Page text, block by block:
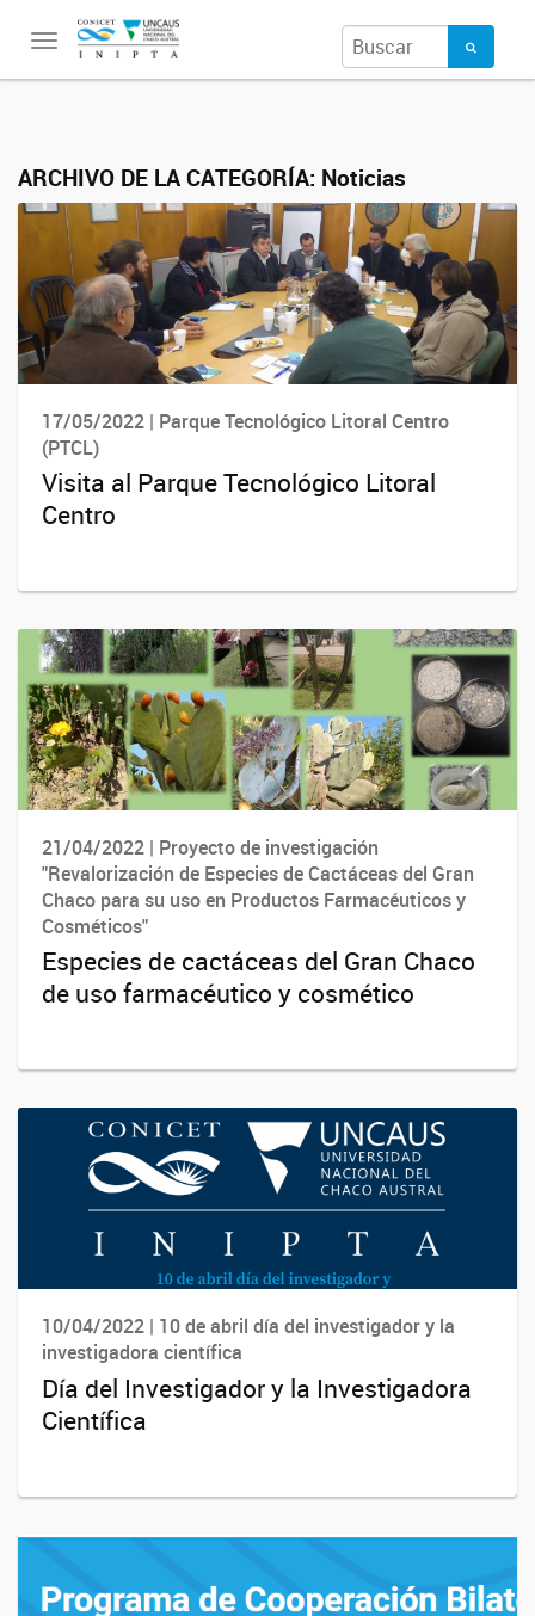
Toggle
ARCHIVO DE LA CATEGORÍA: Noticias
17/05/2022 | Parque Tecnológico Litoral Centro
(PTCL)
Visita al Parque Tecnológico Litoral
Centro
21/04/2022 | Proyecto de investigación
"Revalorización de Especies de Cactáceas del Gran
Chaco para su uso en Productos Farmacéuticos y
Cosméticos"
Especies de cactáceas del Gran Chaco
de uso farmacéutico y cosmético
10/04/2022 | 10 de abril día del investigador y la
investigadora científica
Día del Investigador y la Investigadora
Científica